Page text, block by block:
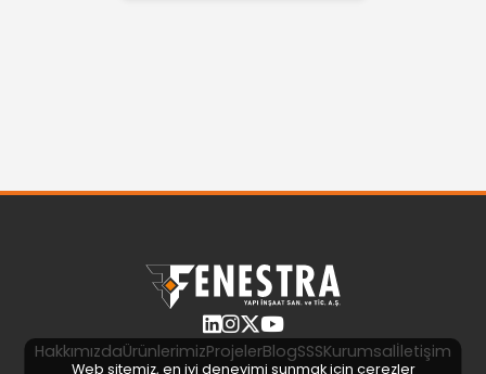
Web sitemiz, en iyi deneyimi sunmak için çerezler
HakkımızdaÜrünlerimizProjelerBlogSSSKurumsalİletişim